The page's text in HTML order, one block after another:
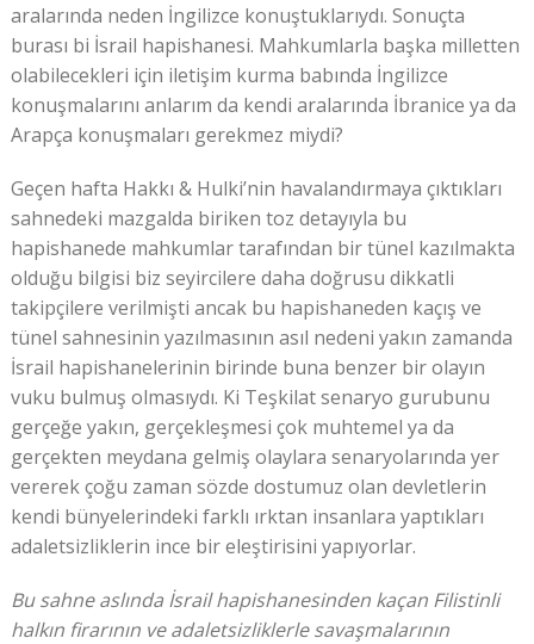
aralarında neden İngilizce konuştuklarıydı. Sonuçta
burası bi İsrail hapishanesi. Mahkumlarla başka milletten
olabilecekleri için iletişim kurma babında İngilizce
konuşmalarını anlarım da kendi aralarında İbranice ya da
Arapça konuşmaları gerekmez miydi?
Geçen hafta Hakkı & Hulki’nin havalandırmaya çıktıkları
sahnedeki mazgalda biriken toz detayıyla bu
hapishanede mahkumlar tarafından bir tünel kazılmakta
olduğu bilgisi biz seyircilere daha doğrusu dikkatli
takipçilere verilmişti ancak bu hapishaneden kaçış ve
tünel sahnesinin yazılmasının asıl nedeni yakın zamanda
İsrail hapishanelerinin birinde buna benzer bir olayın
vuku bulmuş olmasıydı. Ki Teşkilat senaryo gurubunu
gerçeğe yakın, gerçekleşmesi çok muhtemel ya da
gerçekten meydana gelmiş olaylara senaryolarında yer
vererek çoğu zaman sözde dostumuz olan devletlerin
kendi bünyelerindeki farklı ırktan insanlara yaptıkları
adaletsizliklerin ince bir eleştirisini yapıyorlar.
Bu sahne aslında İsrail hapishanesinden kaçan Filistinli
halkın firarının ve adaletsizliklerle savaşmalarının